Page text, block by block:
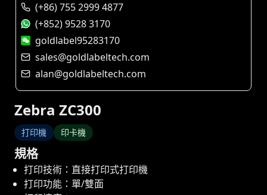
Zebra ZC300
打印機 印卡機
規格
打印技術：直接打印式打印機
打印功能：單/雙面
(+86) 755 2999 4877
(+852) 9528 3170
goldlabel95283170
sales@goldlabeltech.com
alan@goldlabeltech.com